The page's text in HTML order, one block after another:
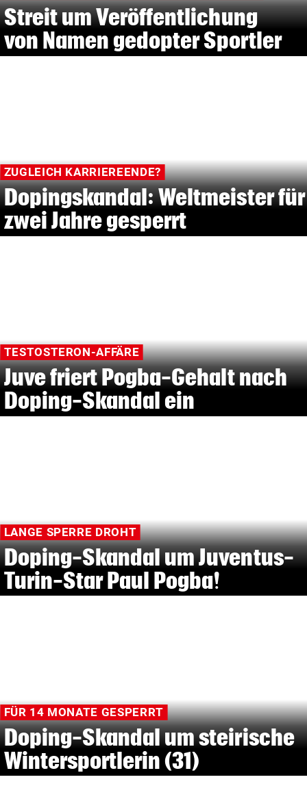
Streit um Veröffentlichung
von Namen gedopter Sportler
ZUGLEICH KARRIEREENDE?
Dopingskandal: Weltmeister für
zwei Jahre gesperrt
TESTOSTERON-AFFÄRE
Juve friert Pogba-Gehalt nach
Doping-Skandal ein
LANGE SPERRE DROHT
Doping-Skandal um Juventus-
Turin-Star Paul Pogba!
FÜR 14 MONATE GESPERRT
Doping-Skandal um steirische
Wintersportlerin (31)